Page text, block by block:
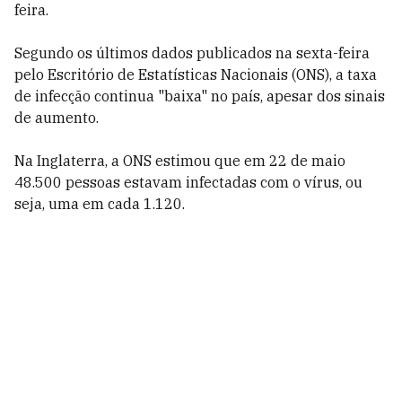
feira.
Segundo os últimos dados publicados na sexta-feira
pelo Escritório de Estatísticas Nacionais (ONS), a taxa
de infecção continua "baixa" no país, apesar dos sinais
de aumento.
Na Inglaterra, a ONS estimou que em 22 de maio
48.500 pessoas estavam infectadas com o vírus, ou
seja, uma em cada 1.120.